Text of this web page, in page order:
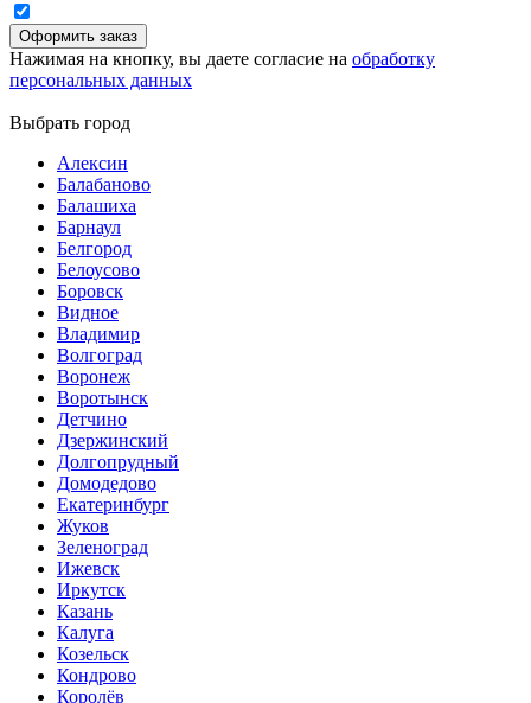
Нажимая на кнопку, вы даете согласие на обработку
персональных данных
Выбрать город
Алексин
Балабаново
Балашиха
Барнаул
Белгород
Белоусово
Боровск
Видное
Владимир
Волгоград
Воронеж
Воротынск
Детчино
Дзержинский
Долгопрудный
Домодедово
Екатеринбург
Жуков
Зеленоград
Ижевск
Иркутск
Казань
Калуга
Козельск
Кондрово
Королёв